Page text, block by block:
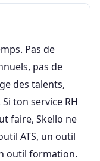
Pas de
pas de
des talents,
ton service RH
faire, Skello ne
ATS, un outil
outil formation.